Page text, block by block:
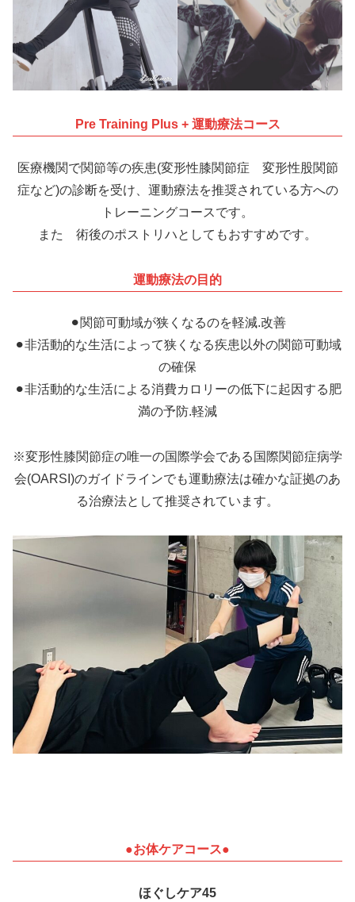
Pre Training Plus + 運動療法コース
医療機関で関節等の疾患(変形性膝関節症 変形性股関節
症など)の診断を受け、運動療法を推奨されている方への
トレーニングコースです。
また 術後のポストリハとしてもおすすめです。
運動療法の目的
⚫︎関節可動域が狭くなるのを軽減.改善
⚫︎非活動的な生活によって狭くなる疾患以外の関節可動域
の確保
⚫︎非活動的な生活による消費カロリーの低下に起因する肥
満の予防.軽減
※変形性膝関節症の唯一の国際学会である国際関節症病学
会(OARSI)のガイドラインでも運動療法は確かな証拠のあ
る治療法として推奨されています。
●お体ケアコース●
ほぐしケア45